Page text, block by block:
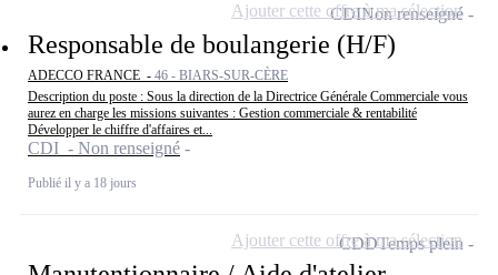
Responsable de boulangerie (H/F)
ADECCO FRANCE - 46 - BIARS-SUR-CÈRE
Description du poste : Sous la direction de la Directrice Générale Commerciale vous
aurez en charge les missions suivantes : Gestion commerciale & rentabilité
Développer le chiffre d'affaires et...
CDI - Non renseigné
Publié il y a 18 jours
CDINon renseigné
Ajouter cette offre à ma sélection
CDDTemps plein
Ajouter cette offre à ma sélection